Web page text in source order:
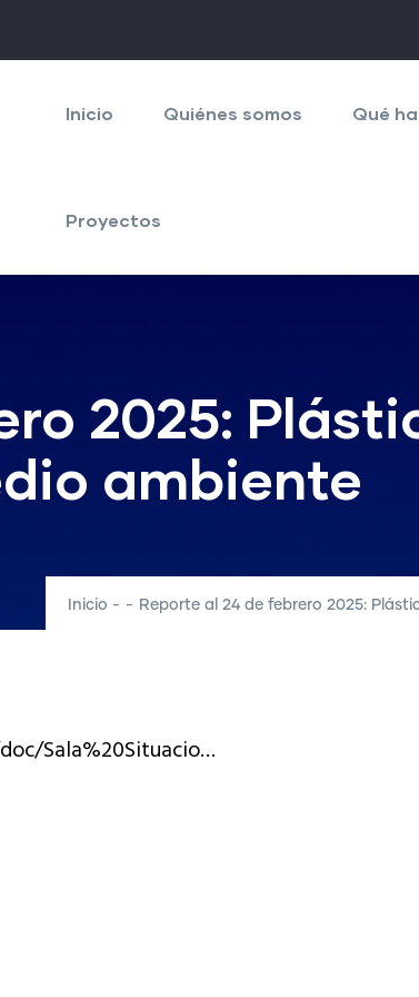
principal
Inicio Quiénes somos Qué
Proyectos
2025:
ambiente
Inicio - - Reporte al 24 de febrero 2025:
Sala%20Situacio…